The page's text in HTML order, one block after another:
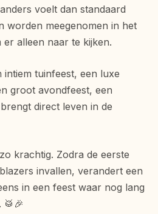
voelt dan standaard
worden meegenomen in het
alleen naar te kijken.
tuinfeest, een luxe
groot avondfeest, een
direct leven in de
krachtig. Zodra de eerste
invallen, verandert een
in een feest waar nog lang